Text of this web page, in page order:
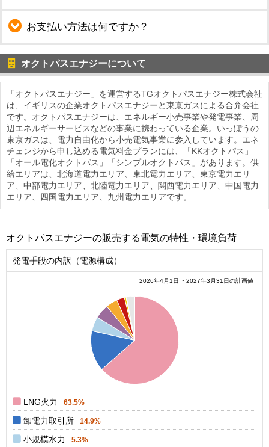
お支払い方法は何ですか？
オクトパスエナジーについて
「オクトパスエナジー」を運営するTGオクトパスエナジー株式会社
は、イギリスの企業オクトパスエナジーと東京ガスによる合弁会社
です。オクトパスエナジーは、エネルギー小売事業や発電事業、周
辺エネルギーサービスなどの事業に携わっている企業。いっぽうの
東京ガスは、電力自由化から小売電気事業に参入しています。エネ
チェンジから申し込める電気料金プランには、「KKオクトパス」
「オール電化オクトパス」「シンプルオクトパス」があります。供
給エリアは、北海道電力エリア、東北電力エリア、東京電力エリ
ア、中部電力エリア、北陸電力エリア、関西電力エリア、中国電力
エリア、四国電力エリア、九州電力エリアです。
オクトパスエナジーの販売する電気の特性・環境負荷
発電手段の内訳（電源構成）
2026年4月1日 ~ 2027年3月31日の計画値
LNG火力 63.5%
卸電力取引所 14.9%
小規模水力 5.3%